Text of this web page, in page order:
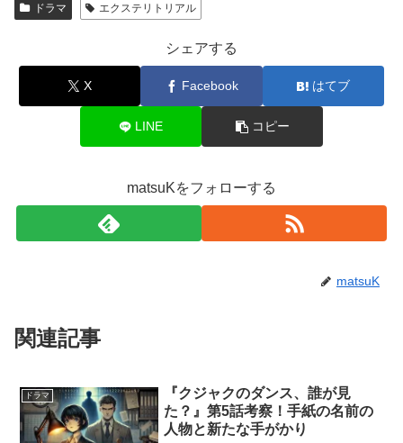
ドラマ エクステリトリアル
シェアする
X Facebook はてブ
LINE コピー
matsuKをフォローする
matsuK
関連記事
ドラマ
『クジャクのダンス、誰が見
た？』第5話考察！手紙の名前の
人物と新たな手がかり